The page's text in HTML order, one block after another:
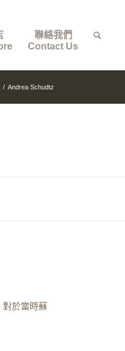
聯絡我們
Contact Us
/ Andrea Schudtz
對於當時蘇